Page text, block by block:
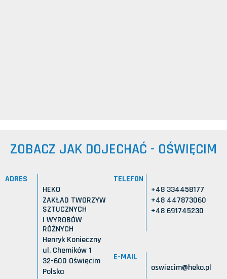
ZOBACZ JAK DOJECHAĆ - OŚWIĘCIM
ADRES
HEKO
ZAKŁAD TWORZYW
SZTUCZNYCH
I WYROBÓW
RÓŻNYCH
Henryk Konieczny
ul. Chemików 1
32-600 Oświęcim
Polska
TELEFON
+48 334458177
+48 447873060
+48 691745230
E-MAIL
oswiecim@heko.pl